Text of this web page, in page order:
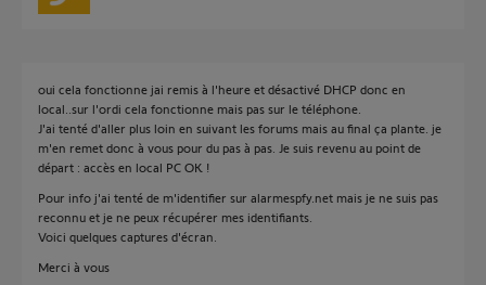
oui cela fonctionne jai remis à l'heure et désactivé DHCP donc en
local..sur l'ordi cela fonctionne mais pas sur le téléphone.
J'ai tenté d'aller plus loin en suivant les forums mais au final ça plante. je
m'en remet donc à vous pour du pas à pas. Je suis revenu au point de
départ : accès en local PC OK !
Pour info j'ai tenté de m'identifier sur alarmespfy.net mais je ne suis pas
reconnu et je ne peux récupérer mes identifiants.
Voici quelques captures d'écran.
Merci à vous